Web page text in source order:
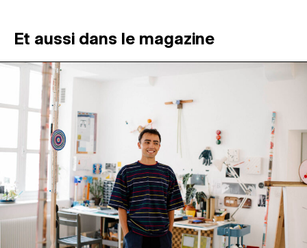
ATELIERS OUVERTS
PROGRAMMATION
MAGAZINE
ESPACES DE PRATIQUE ARTISTIQUE ↓
Recherche
Connexion
Et aussi dans le magazine